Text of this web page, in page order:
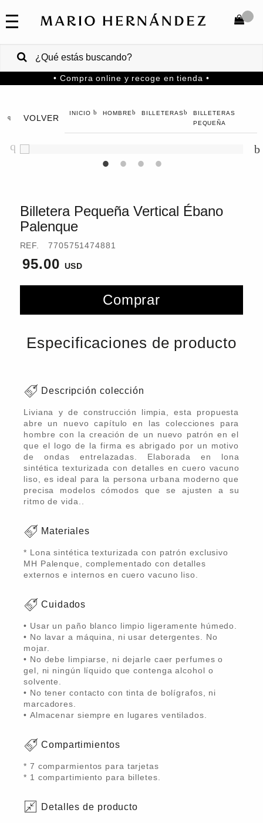
COLECCIONES
VENTAS
CORPORATIVAS
Venezuela
COMPRAR
• Compra online y recoge en tienda •
VOLVER HOMBRE BILLETERAS
BILLETERAS
PEQUEÑA
Billetera Pequeña Vertical Ébano
Palenque
REF. 7705751474881
95.00
Comprar
Especificaciones de producto
Descripción colección
Liviana y de construcción limpia, esta propuesta
abre un nuevo capítulo en las colecciones para
hombre con la creación de un nuevo patrón en el
que el logo de la firma es abrigado por un motivo
de ondas entrelazadas. Elaborada en lona
sintética texturizada con detalles en cuero vacuno
liso, es ideal para la persona urbana moderno que
precisa modelos cómodos que se ajusten a su
ritmo de vida..
Materiales
* Lona sintética texturizada con patrón exclusivo
MH Palenque, complementado con detalles
externos e internos en cuero vacuno liso.
Cuidados
• Usar un paño blanco limpio ligeramente húmedo.
• No lavar a máquina, ni usar detergentes. No
mojar.
• No debe limpiarse, ni dejarle caer perfumes o
gel, ni ningún líquido que contenga alcohol o
solvente.
• No tener contacto con tinta de bolígrafos, ni
marcadores.
• Almacenar siempre en lugares ventilados.
Compartimientos
* 7 comparmientos para tarjetas
* 1 compartimiento para billetes.
Detalles de producto